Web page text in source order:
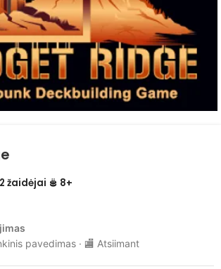
žaidėjai 8+
pavedimas · 🏬 Atsiimant